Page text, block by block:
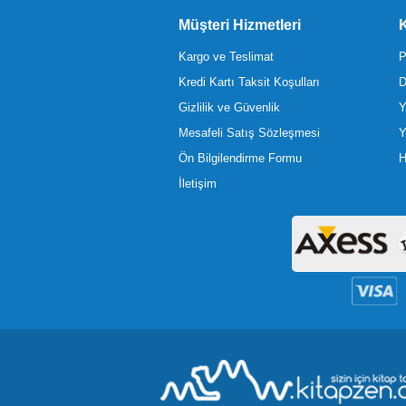
Müşteri Hizmetleri
Kargo ve Teslimat
Kredi Kartı Taksit Koşulları
Gizlilik ve Güvenlik
Mesafeli Satış Sözleşmesi
Ön Bilgilendirme Formu
İletişim